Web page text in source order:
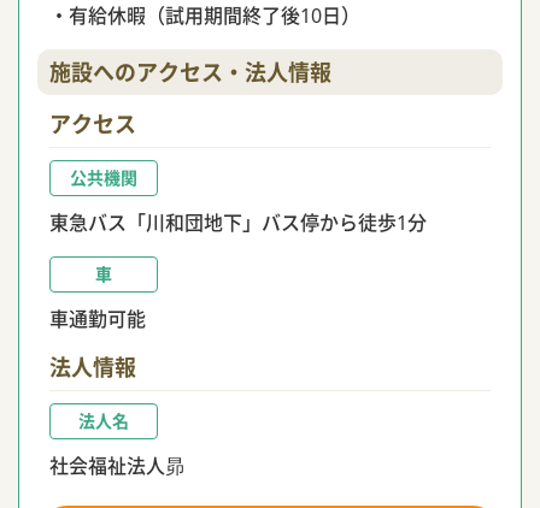
・有給休暇（試用期間終了後10日）
施設へのアクセス・法人情報
アクセス
公共機関
東急バス「川和団地下」バス停から徒歩1分
車
車通勤可能
法人情報
法人名
社会福祉法人昴